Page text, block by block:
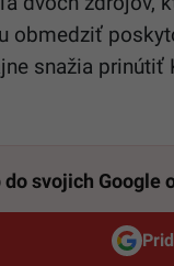
obmedziť
snažia
svojich Google